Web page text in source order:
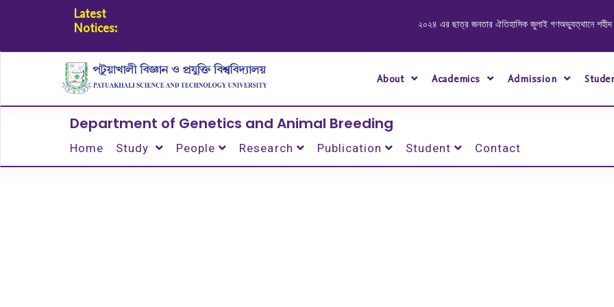
Latest
Notices:
২০২৪ এর ছাত্র জনতার ঐতিহাসিক জুলাই গণঅভ্যুত্থানে শহীদ ও আহত
About Academics Admission
Department of Genetics and Animal Breeding
Home Study People Research Publication Student Contact